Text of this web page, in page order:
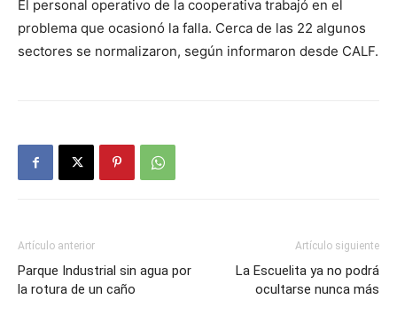
El personal operativo de la cooperativa trabajó en el
problema que ocasionó la falla. Cerca de las 22 algunos
sectores se normalizaron, según informaron desde CALF.
Artículo anterior
Parque Industrial sin agua por
la rotura de un caño
Artículo siguiente
La Escuelita ya no podrá
ocultarse nunca más